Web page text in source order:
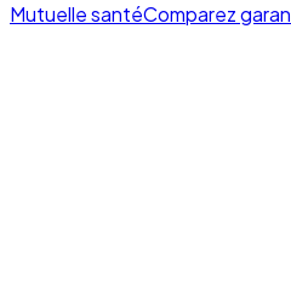
Mutuelle santéComparez